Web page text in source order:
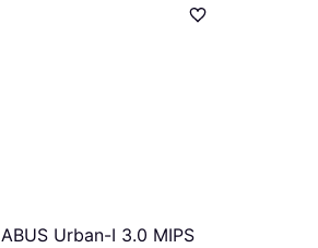
ABUS Urban-I 3.0 MIPS